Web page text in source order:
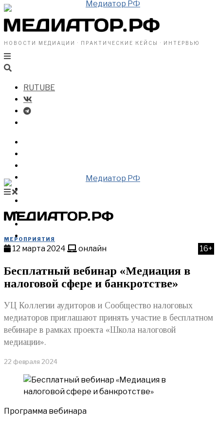
НОВОСТИ МЕДИАЦИИ · ПРАКТИЧЕСКИЕ КЕЙСЫ · ИНТЕРВЬЮ
RUTUBE
ВИДЕО
КУПИТЬ
МЕРОПРИЯТИЯ
12 марта 2024 онлайн 16+
Бесплатный вебинар «Медиация в
налоговой сфере и банкротстве»
УЦ Коллегии аудиторов и Сообщество налоговых
медиаторов приглашают принять участие в бесплатном
вебинаре в рамках проекта «Школа налоговой
медиации».
22 февраля 2024
Программа вебинара